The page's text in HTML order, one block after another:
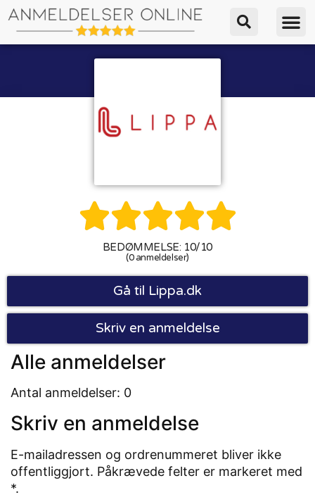

BEDØMMELSE: 10/10
(0 anmeldelser)
Gå til Lippa.dk
Skriv en anmeldelse
Alle anmeldelser
Antal anmeldelser: 0
Skriv en anmeldelse
E-mailadressen og ordrenummeret bliver ikke
offentliggjort. Påkrævede felter er markeret med
*.